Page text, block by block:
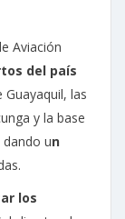
Aviación
del país
Guayaquil, las
y la base
un
los